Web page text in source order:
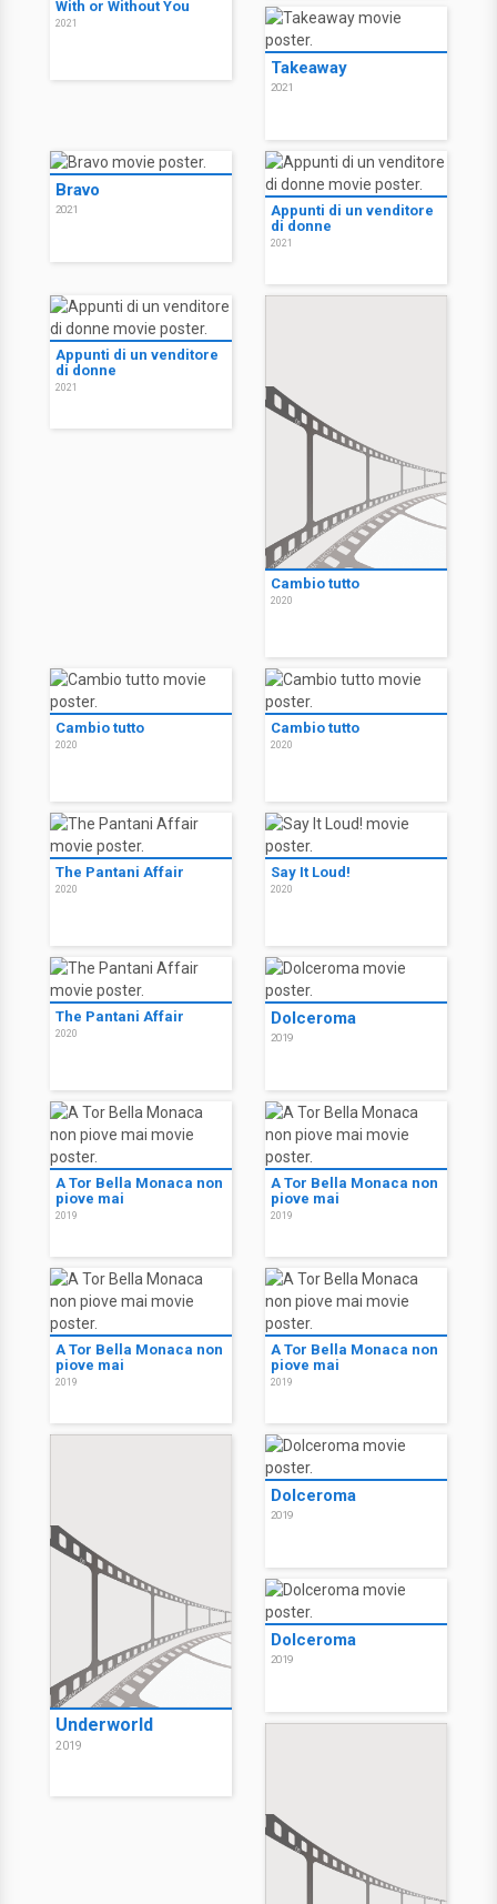
With or Without You
2021
Takeaway
2021
Bravo
2021
Appunti di un venditore
di donne
2021
Appunti di un venditore
di donne
2021
Cambio tutto
2020
Cambio tutto
2020
Cambio tutto
2020
The Pantani Affair
2020
Say It Loud!
2020
The Pantani Affair
2020
Dolceroma
2019
A Tor Bella Monaca non
piove mai
2019
A Tor Bella Monaca non
piove mai
2019
A Tor Bella Monaca non
piove mai
2019
A Tor Bella Monaca non
piove mai
2019
Underworld
2019
Dolceroma
2019
Dolceroma
2019